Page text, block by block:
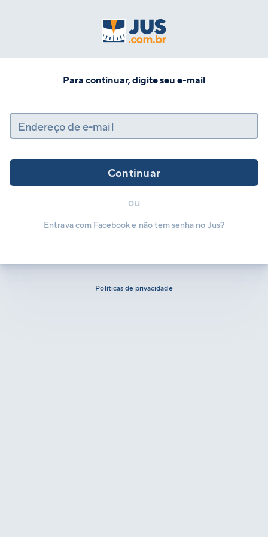
Para continuar, digite seu e-mail
Endereço de e-mail
Continuar
ou
Entrava com Facebook e não tem senha no Jus?
Políticas de privacidade